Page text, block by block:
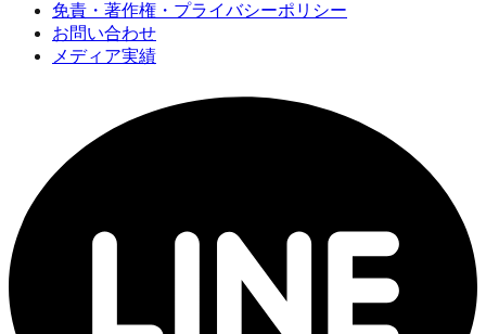
免責・著作権・プライバシーポリシー
お問い合わせ
メディア実績